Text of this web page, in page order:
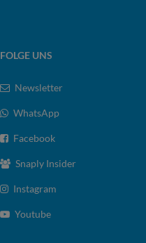
FOLGE UNS
Newsletter
WhatsApp
Facebook
Snaply Insider
Instagram
Youtube